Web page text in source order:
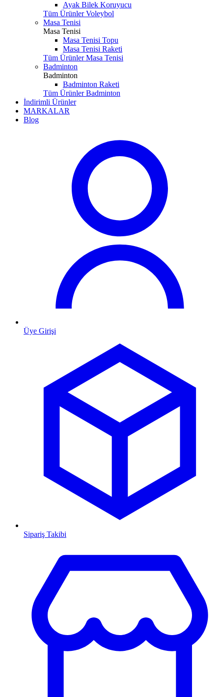
Ayak Bilek Koruyucu
Tüm Ürünler Voleybol
Masa Tenisi
Masa Tenisi
Masa Tenisi Topu
Masa Tenisi Raketi
Tüm Ürünler Masa Tenisi
Badminton
Badminton
Badminton Raketi
Tüm Ürünler Badminton
İndirimli Ürünler
MARKALAR
Blog
Üye Girişi
Sipariş Takibi